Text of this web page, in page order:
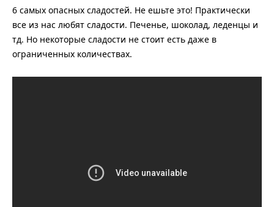
6 самых опасных сладостей. Не ешьте это! Практически
все из нас любят сладости. Печенье, шоколад, леденцы и
тд. Но некоторые сладости не стоит есть даже в
ограниченных количествах.